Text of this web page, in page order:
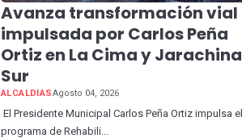
Avanza transformación vial
impulsada por Carlos Peña
Ortiz en La Cima y Jarachina
Sur
ALCALDIASAgosto 04, 2026
El Presidente Municipal Carlos Peña Ortiz impulsa el
programa de Rehabili...